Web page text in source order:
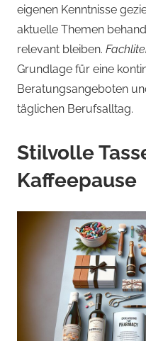
eigenen Kenntnisse
aktuelle Themen
relevant bleiben.
Grundlage für eine
Beratungsangeboten
täglichen Berufsalltag.
Stilvolle
Kaffeepause